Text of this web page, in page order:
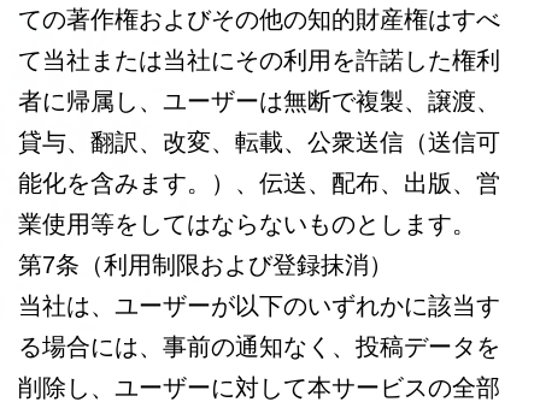
ての著作権およびその他の知的財産権はすべ
て当社または当社にその利用を許諾した権利
者に帰属し、ユーザーは無断で複製、譲渡、
貸与、翻訳、改変、転載、公衆送信（送信可
能化を含みます。）、伝送、配布、出版、営
業使用等をしてはならないものとします。
第7条（利用制限および登録抹消）
当社は、ユーザーが以下のいずれかに該当す
る場合には、事前の通知なく、投稿データを
削除し、ユーザーに対して本サービスの全部